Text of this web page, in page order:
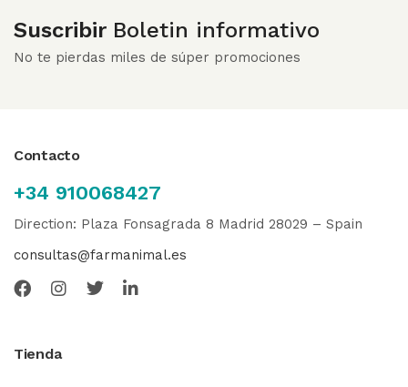
Suscribir Boletin informativo
No te pierdas miles de súper promociones
Contacto
+34 910068427
Direction: Plaza Fonsagrada 8 Madrid 28029 – Spain
consultas@farmanimal.es
Tienda